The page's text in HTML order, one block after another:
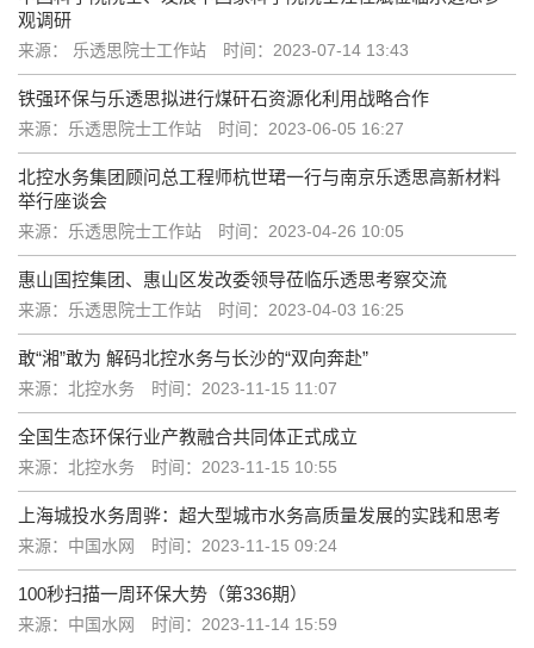
观调研
来源： 乐透思院士工作站 时间：2023-07-14 13:43
铁强环保与乐透思拟进行煤矸石资源化利用战略合作
来源：乐透思院士工作站 时间：2023-06-05 16:27
北控水务集团顾问总工程师杭世珺一行与南京乐透思高新材料
举行座谈会
来源：乐透思院士工作站 时间：2023-04-26 10:05
惠山国控集团、惠山区发改委领导莅临乐透思考察交流
来源：乐透思院士工作站 时间：2023-04-03 16:25
敢“湘”敢为 解码北控水务与长沙的“双向奔赴”
来源：北控水务 时间：2023-11-15 11:07
全国生态环保行业产教融合共同体正式成立
来源：北控水务 时间：2023-11-15 10:55
上海城投水务周骅：超大型城市水务高质量发展的实践和思考
来源：中国水网 时间：2023-11-15 09:24
100秒扫描一周环保大势（第336期）
来源：中国水网 时间：2023-11-14 15:59